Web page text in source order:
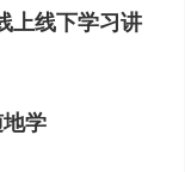
上线下学习讲
学